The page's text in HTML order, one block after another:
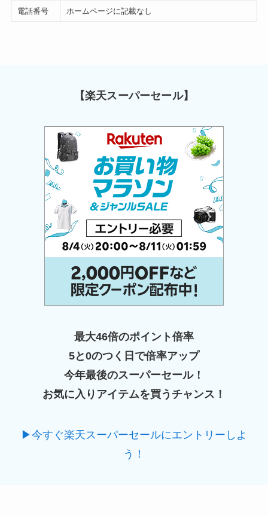
電話番号 ホームページに記載なし
【楽天スーパーセール】
最大46倍のポイント倍率
5と0のつく日で倍率アップ
今年最後のスーパーセール！
お気に入りアイテムを買うチャンス！
▶今すぐ楽天スーパーセールにエントリーしよ
う！